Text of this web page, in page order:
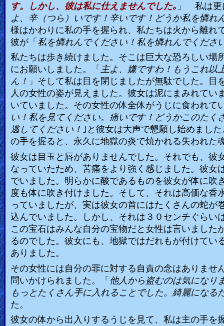
す。しかし、彼は私に仕えませんでした｡ 」
私は
よ、辛（つら）いです！辛いです！どうか私を憐れ
様はかわりに私の手を握られ、私たちは火から離
彼が「 私を憐れんでください！私を憐れんでくださ
私たちは歩き続けました。そこは巨大な恐ろしい
にお願いしました。「 主よ、嫌ですわ！もうこれ以
ん！ 」そして私は目を閉じましたが無駄でした。
人の女性の姿が見えました。彼女は泥にまみれて
いていました。その女性の体全体がうじに食われて
い！私を見てください。痛いです！どうかこのた
逃してください！ ｣と彼女は大声で懇願し始めまし
の手を握ると、永久に地獄の炎で焼かれる失われ
彼女は目玉と唇がありませんでした。それでも、
なっていたため、苦痛をより強く感じました。彼
でいました。明らかに酸であるものを彼女が体に
度も体に吹き付けました。そして、それは高価な
っていましたが、実は彼女の首にはたくさんの蛇
込んでいました。しかし、それは３０センチぐら
この宝石はみんな自分の宝物だと女性は言いまし
るのでした。彼女にも、地獄ではだれもが付けてい
ありました。
その女性には自分の罪に対する自責の念はありませ
問いかけられました。「 他人から盗むのは気になり
もっとたくさん手に入れることでした。綺麗にな
た。
彼女の体から出入りするうじを見て、私は主の手